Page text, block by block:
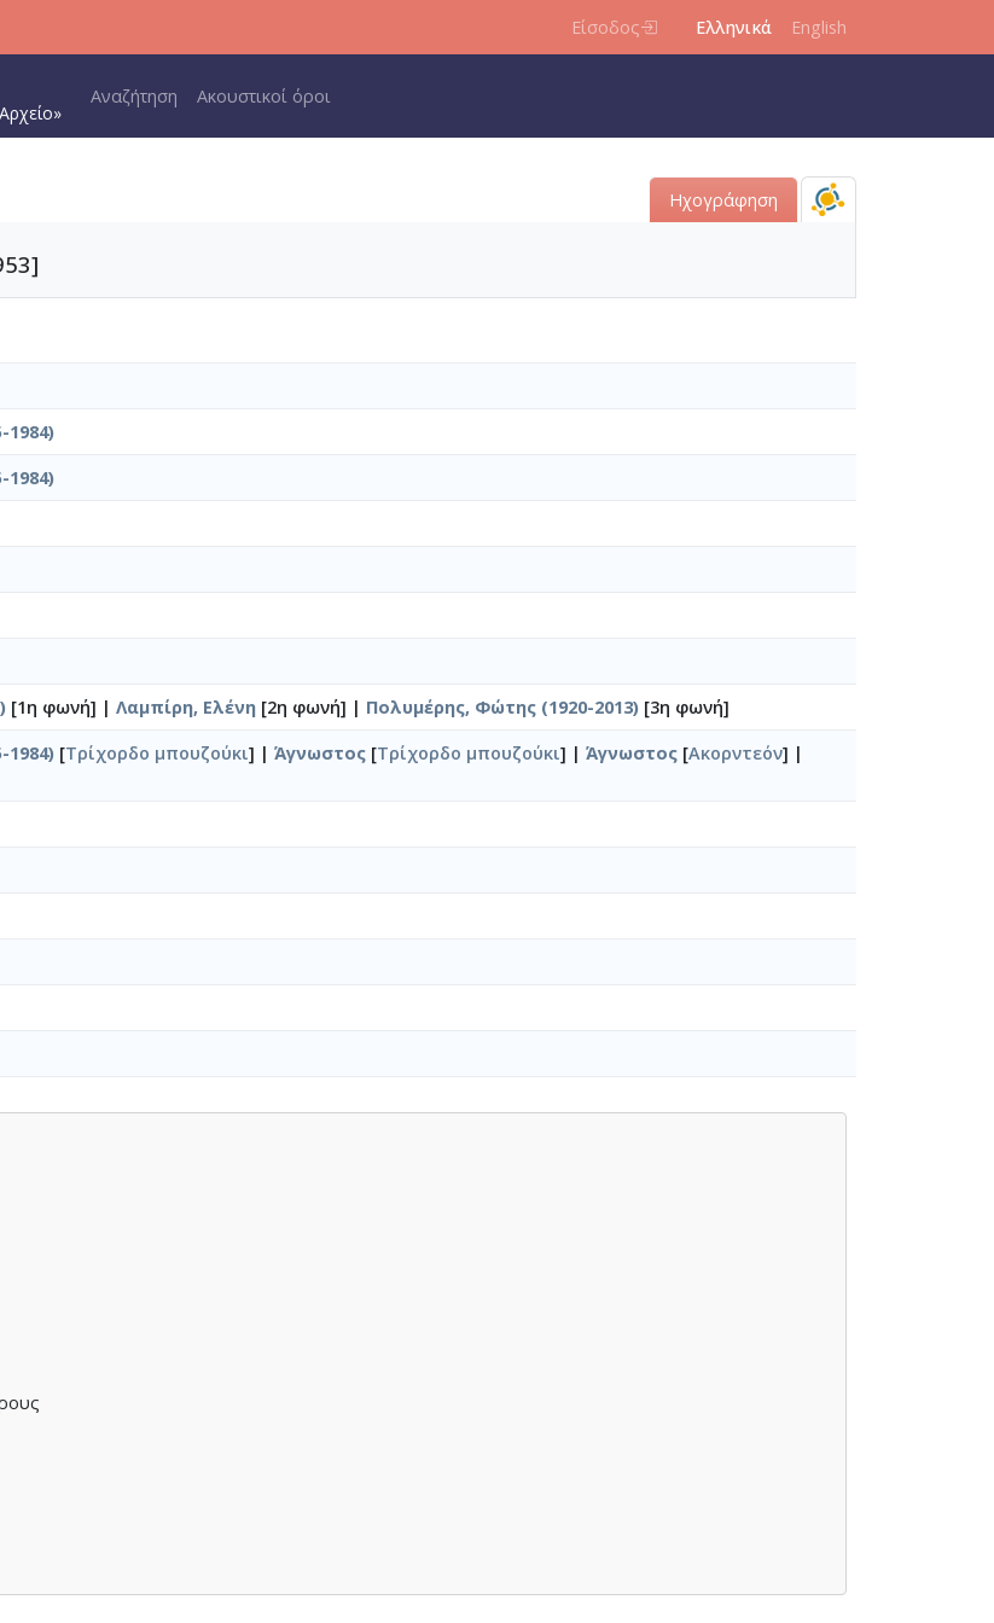
Είσοδος Ελληνικά English
Main navigation
Αναζήτηση Ακουστικοί όροι
Ηχογράφηση
1984)
1984)
[1η φωνή] | Λαμπίρη, Ελένη [2η φωνή] | Πολυμέρης, Φώτης (1920-2013) [3η φωνή]
1984) [Τρίχορδο μπουζούκι] | Άγνωστος [Τρίχορδο μπουζούκι] | Άγνωστος [Ακορντεόν] |